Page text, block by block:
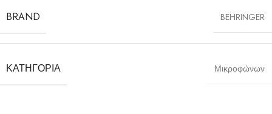
BRAND BEHRINGER
ΚΑΤΗΓΟΡΊΑ Μικροφώνων